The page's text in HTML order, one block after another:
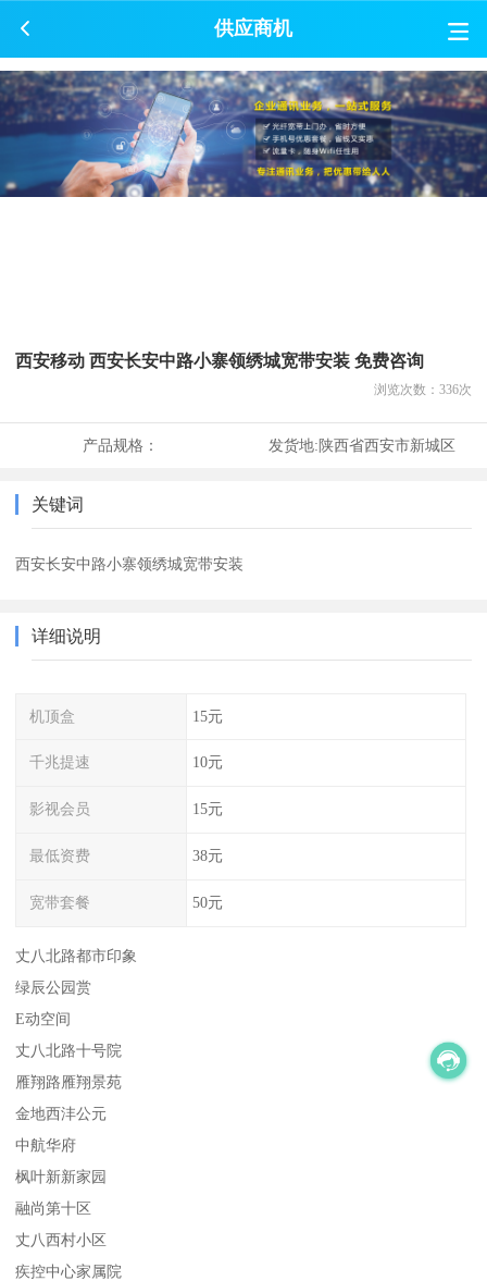
供应商机
西安移动 西安长安中路小寨领绣城宽带安装 免费咨询
浏览次数： 336次
产品规格： 发货地:陕西省西安市新城区
关键词
西安长安中路小寨领绣城宽带安装
详细说明
机顶盒 15元
千兆提速 10元
影视会员 15元
最低资费 38元
宽带套餐 50元
丈八北路都市印象
绿辰公园赏
E动空间
丈八北路十号院
雁翔路雁翔景苑
金地西沣公元
中航华府
枫叶新新家园
融尚第十区
丈八西村小区
疾控中心家属院